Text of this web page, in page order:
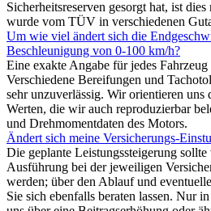
Sicherheitsreserven gesorgt hat, ist
wurde vom TÜV in verschiedenen
Um wie viel ändert sich die
Beschleunigung von 0-100 km/h?
Eine exakte Angabe für jedes
Verschiedene Bereifungen und
sehr unzuverlässig. Wir orientieren uns
Werten, die wir auch reproduzierbar
und Drehmomentdaten des Motors.
Ändert sich meine Versicherungs-
Die geplante Leistungssteigerung
Ausführung bei der jeweiligen
werden; über den Ablauf und
Sie sich ebenfalls beraten lassen. Nur